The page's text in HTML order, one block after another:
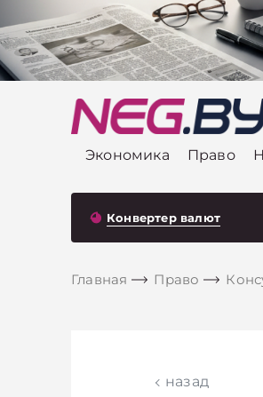
Экономика Право
Конвертер валют
Главная Право
назад